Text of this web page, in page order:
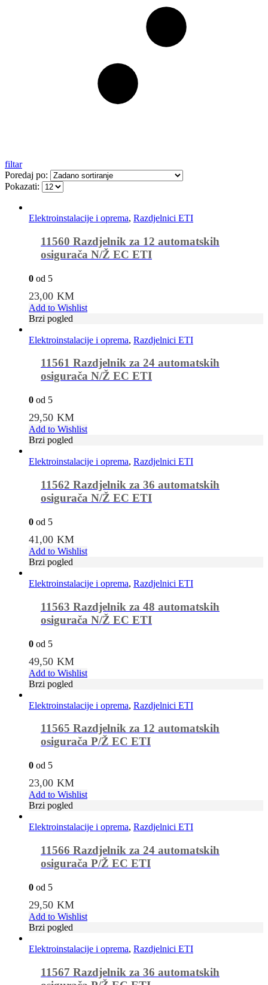
filtar
Poredaj po:
Pokazati:
Elektroinstalacije i oprema, Razdjelnici ETI
11560 Razdjelnik za 12 automatskih
osigurača N/Ž EC ETI
0 od 5
23,00 KM
Add to Wishlist
Brzi pogled
Elektroinstalacije i oprema, Razdjelnici ETI
11561 Razdjelnik za 24 automatskih
osigurača N/Ž EC ETI
0 od 5
29,50 KM
Add to Wishlist
Brzi pogled
Elektroinstalacije i oprema, Razdjelnici ETI
11562 Razdjelnik za 36 automatskih
osigurača N/Ž EC ETI
0 od 5
41,00 KM
Add to Wishlist
Brzi pogled
Elektroinstalacije i oprema, Razdjelnici ETI
11563 Razdjelnik za 48 automatskih
osigurača N/Ž EC ETI
0 od 5
49,50 KM
Add to Wishlist
Brzi pogled
Elektroinstalacije i oprema, Razdjelnici ETI
11565 Razdjelnik za 12 automatskih
osigurača P/Ž EC ETI
0 od 5
23,00 KM
Add to Wishlist
Brzi pogled
Elektroinstalacije i oprema, Razdjelnici ETI
11566 Razdjelnik za 24 automatskih
osigurača P/Ž EC ETI
0 od 5
29,50 KM
Add to Wishlist
Brzi pogled
Elektroinstalacije i oprema, Razdjelnici ETI
11567 Razdjelnik za 36 automatskih